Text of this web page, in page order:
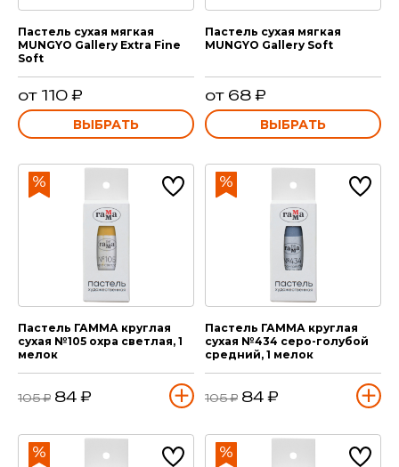
Пастель сухая мягкая
MUNGYO Gallery Extra Fine
Soft
от 110 ₽
ВЫБРАТЬ
Пастель сухая мягкая
MUNGYO Gallery Soft
от 68 ₽
ВЫБРАТЬ
Пастель ГАММА круглая
сухая №105 охра светлая, 1
мелок
105 ₽ 84 ₽
Пастель ГАММА круглая
сухая №434 серо-голубой
средний, 1 мелок
105 ₽ 84 ₽